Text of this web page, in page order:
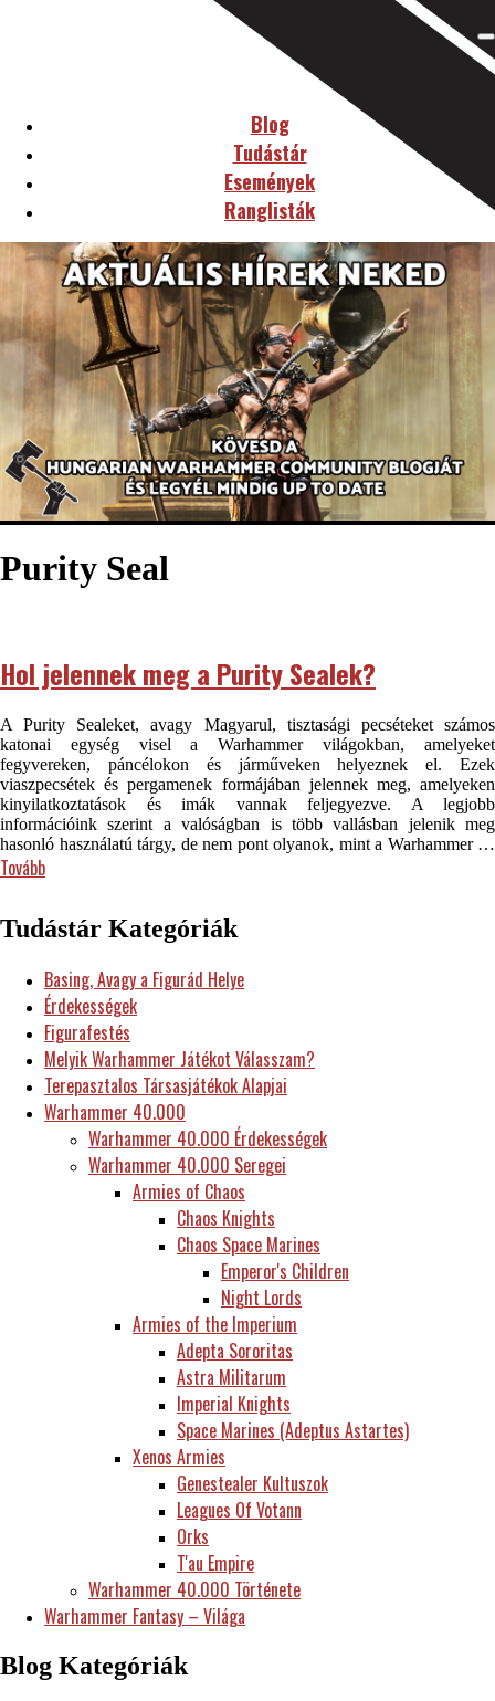
Blog
Tudástár
Események
Ranglisták
Purity Seal
Hol jelennek meg a Purity Sealek?
A Purity Sealeket, avagy Magyarul, tisztasági pecséteket számos
katonai egység visel a Warhammer világokban, amelyeket
fegyvereken, páncélokon és járműveken helyeznek el. Ezek
viaszpecsétek és pergamenek formájában jelennek meg, amelyeken
kinyilatkoztatások és imák vannak feljegyezve. A legjobb
információink szerint a valóságban is több vallásban jelenik meg
hasonló használatú tárgy, de nem pont olyanok, mint a Warhammer …
Tovább
Tudástár Kategóriák
Basing, Avagy a Figurád Helye
Érdekességek
Figurafestés
Melyik Warhammer Játékot Válasszam?
Terepasztalos Társasjátékok Alapjai
Warhammer 40.000
Warhammer 40.000 Érdekességek
Warhammer 40.000 Seregei
Armies of Chaos
Chaos Knights
Chaos Space Marines
Emperor's Children
Night Lords
Armies of the Imperium
Adepta Sororitas
Astra Militarum
Imperial Knights
Space Marines (Adeptus Astartes)
Xenos Armies
Genestealer Kultuszok
Leagues Of Votann
Orks
T'au Empire
Warhammer 40.000 Története
Warhammer Fantasy – Világa
Blog Kategóriák